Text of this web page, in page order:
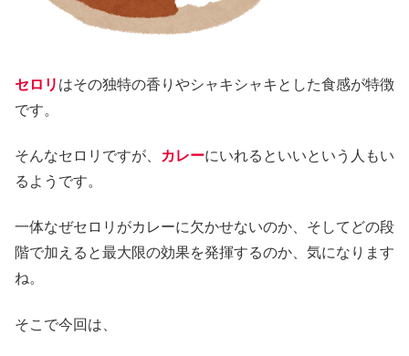
セロリ はその独特の香りやシャキシャキとした食感が特徴
です。
そんなセロリですが、 カレーにいれるといいという人もい
るようです。
一体なぜセロリがカレーに欠かせないのか、そしてどの段
階で加えると最大限の効果を発揮するのか、気になります
ね。
そこで今回は、